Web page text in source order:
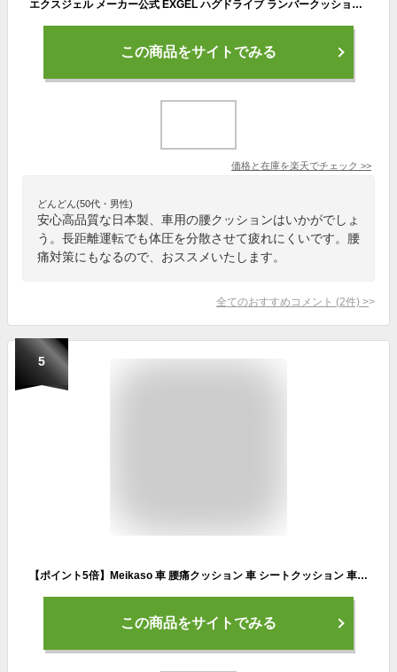
エクスジェル メーカー公式 EXGEL ハグドライブ ランバークッション HUD11 カークッション 日本製 クッション 車 腰クッション ジェルクッション 自動車用 カーシート 車 座席シート 運転席 ドライブ 長距離 運転 腰 姿勢 腰痛 腰痛対策 体圧分散 骨盤 プレゼント ギフト
この商品をサイトでみる
価格と在庫を楽天でチェック >>
どんどん(50代・男性)
安心高品質な日本製、車用の腰クッションはいかがでしょ
う。長距離運転でも体圧を分散させて疲れにくいです。腰
痛対策にもなるので、おススメいたします。
全てのおすすめコメント (2件) >
5
【ポイント5倍】Meikaso 車 腰痛クッション 車 シートクッション 車 クッション 車 腰 ヘッドレスト クッション 新世代 ブランド ランバーサポート ネックパッド 背もたれ ネックピロー 腰クッション 腰当 運転 低反発 通気性 椅子 母の日 ギフト敬老の日
この商品をサイトでみる